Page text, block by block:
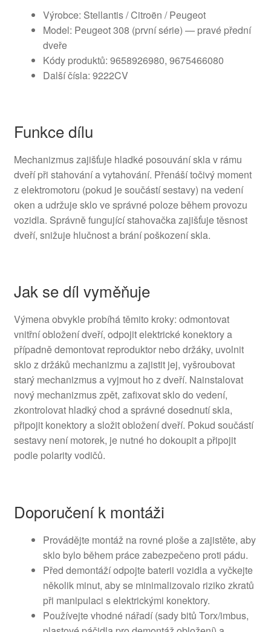
Výrobce: Stellantis / Citroën / Peugeot
Model: Peugeot 308 (první série) — pravé přední
dveře
Kódy produktů: 9658926980, 9675466080
Další čísla: 9222CV
Funkce dílu
Mechanizmus zajišťuje hladké posouvání skla v rámu
dveří při stahování a vytahování. Přenáší točivý moment
z elektromotoru (pokud je součástí sestavy) na vedení
oken a udržuje sklo ve správné poloze během provozu
vozidla. Správně fungující stahovačka zajišťuje těsnost
dveří, snižuje hlučnost a brání poškození skla.
Jak se díl vyměňuje
Výmena obvykle probíhá těmito kroky: odmontovat
vnitřní obložení dveří, odpojit elektrické konektory a
případně demontovat reproduktor nebo držáky, uvolnit
sklo z držáků mechanizmu a zajistit jej, vyšroubovat
starý mechanizmus a vyjmout ho z dveří. Nainstalovat
nový mechanizmus zpět, zafixovat sklo do vedení,
zkontrolovat hladký chod a správné dosednutí skla,
připojit konektory a složit obložení dveří. Pokud součástí
sestavy není motorek, je nutné ho dokoupit a připojit
podle polarity vodičů.
Doporučení k montáži
Provádějte montáž na rovné ploše a zajistěte, aby
sklo bylo během práce zabezpečeno proti pádu.
Před demontáží odpojte baterii vozidla a vyčkejte
několik minut, aby se minimalizovalo riziko zkratů
při manipulaci s elektrickými konektory.
Používejte vhodné nářadí (sady bitů Torx/imbus,